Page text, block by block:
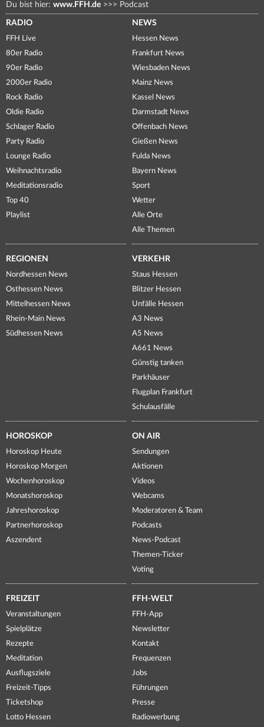
Du bist hier: www.FFH.de >>> Podcast
RADIO
FFH Live
80er Radio
90er Radio
2000er Radio
Rock Radio
Oldie Radio
Schlager Radio
Party Radio
Lounge Radio
Weihnachtsradio
Meditationsradio
Top 40
Playlist
NEWS
Hessen News
Frankfurt News
Wiesbaden News
Mainz News
Kassel News
Darmstadt News
Offenbach News
Gießen News
Fulda News
Bayern News
Sport
Wetter
Alle Orte
Alle Themen
REGIONEN
Nordhessen News
Osthessen News
Mittelhessen News
Rhein-Main News
Südhessen News
VERKEHR
Staus Hessen
Blitzer Hessen
Unfälle Hessen
A3 News
A5 News
A661 News
Günstig tanken
Parkhäuser
Flugplan Frankfurt
Schulausfälle
HOROSKOP
Horoskop Heute
Horoskop Morgen
Wochenhoroskop
Monatshoroskop
Jahreshoroskop
Partnerhoroskop
Aszendent
ON AIR
Sendungen
Aktionen
Videos
Webcams
Moderatoren & Team
Podcasts
News-Podcast
Themen-Ticker
Voting
FREIZEIT
Veranstaltungen
Spielplätze
Rezepte
Meditation
Ausflugsziele
Freizeit-Tipps
Ticketshop
Lotto Hessen
FFH-WELT
FFH-App
Newsletter
Kontakt
Frequenzen
Jobs
Führungen
Presse
Radiowerbung